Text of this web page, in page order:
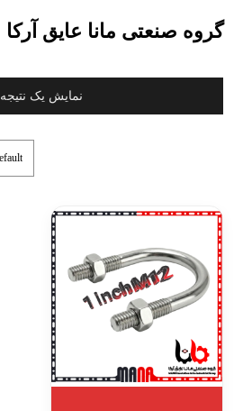
گروه صنعتی مانا عایق آرکا
نمایش یک نتیجه